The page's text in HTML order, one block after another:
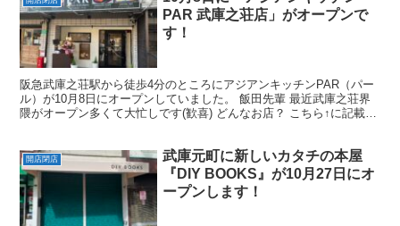
PAR 武庫之荘店」がオープンで
す！
阪急武庫之荘駅から徒歩4分のところにアジアンキッチンPAR（パー
ル）が10月8日にオープンしていました。 飯田先輩 最近武庫之荘界
隈がオープン多くて大忙しです(歓喜) どんなお店？ こちら↑に記載さ
開店閉店
武庫元町に新しいカタチの本屋
『DIY BOOKS』が10月27日にオ
ープンします！